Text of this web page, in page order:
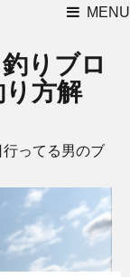
MENU
りブロ
方解
ってる男のブ